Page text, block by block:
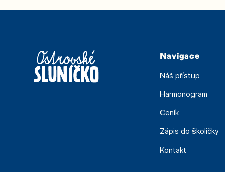
Navigace
Náš přístup
Harmonogram
Ceník
Zápis do školičky
Kontakt